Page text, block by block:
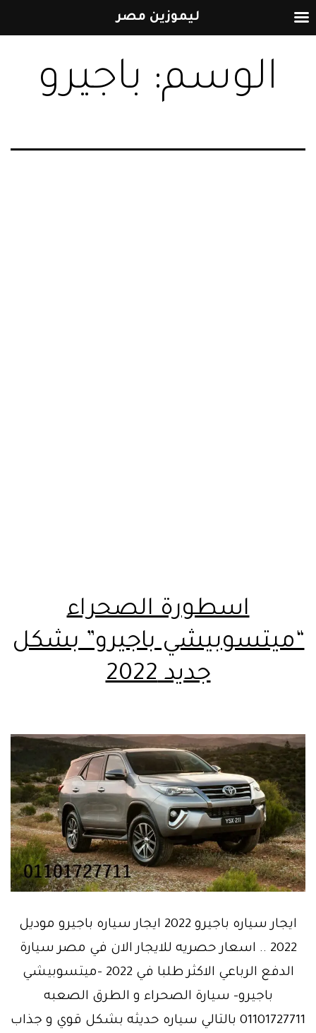
إلى
المحتوى الوسم: باجيرو
اسطورة الصحراء
“ميتسوبيشي باجيرو” بشكل
جديد 2022
ايجار سياره باجيرو 2022 ايجار سياره باجيرو موديل
2022 .. اسعار حصريه للايجار الان في مصر سيارة
الدفع الرباعي الاكثر طلبا في 2022 -ميتسوبيشي
باجيرو- سيارة الصحراء و الطرق الصعبه
01101727711 بالتالي سياره حديثه بشكل قوي و جذاب
ليموزين مصر